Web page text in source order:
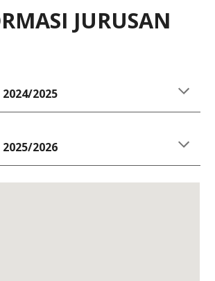
JURUSAN
2025
2026